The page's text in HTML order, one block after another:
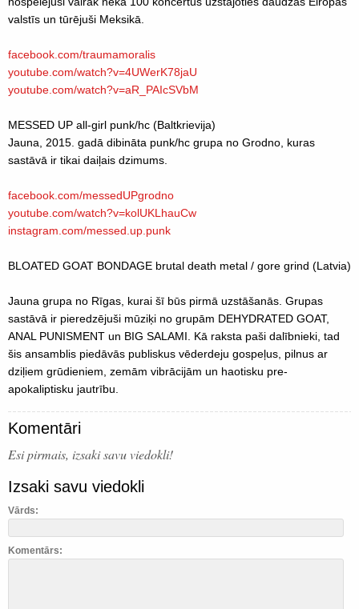
valstīs un tūrējuši Meksikā.
facebook.com/traumamoralis
youtube.com/watch?v=4UWerK78jaU
youtube.com/watch?v=aR_PAIcSVbM
MESSED UP all-girl punk/hc (Baltkrievija)
Jauna, 2015. gadā dibināta punk/hc grupa no Grodno, kuras
sastāvā ir tikai daiļais dzimums.
facebook.com/messedUPgrodno
youtube.com/watch?v=kolUKLhauCw
instagram.com/messed.up.punk
BLOATED GOAT BONDAGE brutal death metal / gore grind (Latvia)
Jauna grupa no Rīgas, kurai šī būs pirmā uzstāšanās. Grupas
sastāvā ir pieredzējuši mūziķi no grupām DEHYDRATED GOAT,
ANAL PUNISMENT un BIG SALAMI. Kā raksta paši dalībnieki, tad
šis ansamblis piedāvās publiskus vēderdeju gospeļus, pilnus ar
dziļiem grūdieniem, zemām vibrācijām un haotisku pre-
apokaliptisku jautrību.
Komentāri
Esi pirmais, izsaki savu viedokli!
Izsaki savu viedokli
Vārds:
Komentārs: